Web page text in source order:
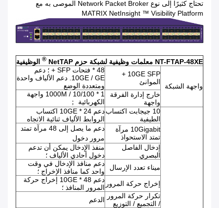
تحتاج كثيرًا إلى نوع Network Packet Broker الموصى به مع
MATRIX NetInsight ™ Visibility Platform
NT-FTAP-48XE معلمات وظيفية لشبكة حزم NetTAP ® الوظيفية
واجهة الشبكة
10GE SFP +
الموانئ
48 * فتحات SFP + ؛ دعم
10GE / GE. دعم الألياف واحدة
ومتعددة الوضع
خارج إدارة الفرقة
واجهة
1 * 10/100 / 1000M واجهة
الكهربائية ；
10 جيجابت اكتساب
الطيفية
دعم 24 * 10GE اكتساب
الروابط الألياف ثنائية الاتجاه
10Gigabit مرآة
تمتد الاستحواذ
دعم ما يصل إلى 48 مرآة تمتد
مرور دخول
إدخال الفاصل
البصري
منفذ الإدخال يمكن أن تدعم
دخول أحادي الألياف ؛
ميناء تعدد الإرسال
دعم منافذ الإدخال في وقت
واحد كما منافذ الإخراج ؛
إخراج حركة المرور
دعم 48 * 10GE إخراج حركة
المرور المنافذ ؛
تكرار حركة المرور
/ التجميع / التوزيع
الدعم